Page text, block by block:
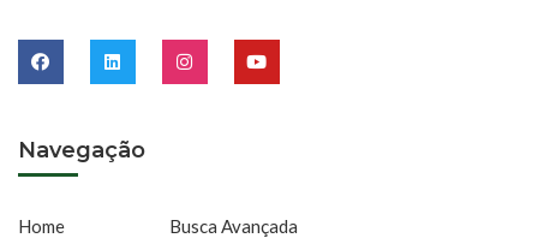
Navegação
Home Busca Avançada